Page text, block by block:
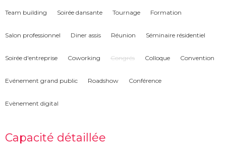
Team building Soirée dansante Tournage Formation
Salon professionnel Diner assis Réunion Séminaire résidentiel
Soirée d'entreprise Coworking Congrés Colloque Convention
Evénement grand public Roadshow Conférence
Evènement digital
Capacité détaillée